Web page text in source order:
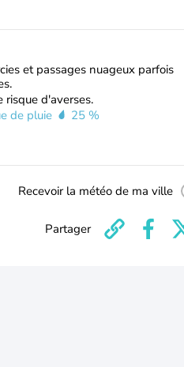
et passages nuageux parfois
risque d'averses.
de pluie
25 %
Recevoir la météo de ma ville
Partager